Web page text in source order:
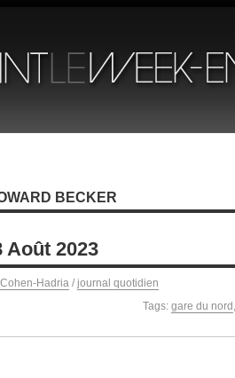
BECKER
Août 2023
Hadria / journal quotidien
Tags: gare du nord